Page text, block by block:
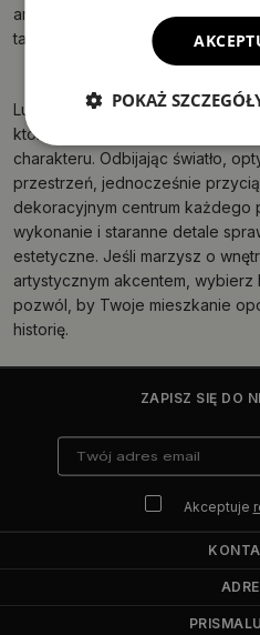
aranżacjami. Te lustra to nie tylko
także wyraz uznania dla piękna
Lustra z motywami etnicznymi są
które chcą wyróżnić swoje
charakteru. Odbijając światło,
przestrzeń, jednocześnie
dekoracyjnym centrum każdego
wykonanie i staranne detale
estetyczne. Jeśli marzysz o
artystycznym akcentem, wybierz
pozwól, by Twoje mieszkanie
historię.
ZAPISZ SIĘ DO
Akceptuje
POKAŻ